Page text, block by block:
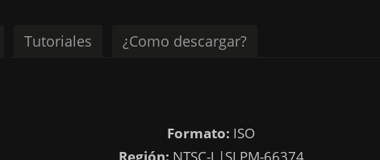
Tutoriales ¿Como descargar?
Formato: ISO
Región: NTSC-J |SLPM-66374